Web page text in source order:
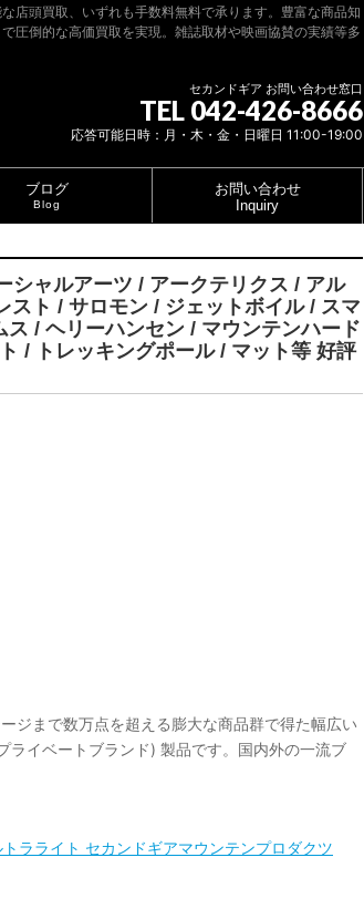
店頭買取、いずれも手数料無料で承ります。豊富な商品知
圧倒的な高価買取を実現。雑誌取材や映画協賛の実績等多
セカンドギア お問い合わせ窓口
TEL 042-426-8666
応答可能日時：月・木・金・日曜日 11:00-19:00
ブログ
Blog
お問い合わせ
Inquiry
シャルアーツ / アークテリクス / アル
スト / サロモン / ジェットボイル / スマ
/ ヘリーハンセン / マウンテンハード
/ トレッキングポール / マット等 好評
ジまで数万点を超える膨大な商品群で得た幅広い
ライベートブランド) 製品です。国内外の一流ブ
ラライト セカンドギアマウンテンプロダクツ